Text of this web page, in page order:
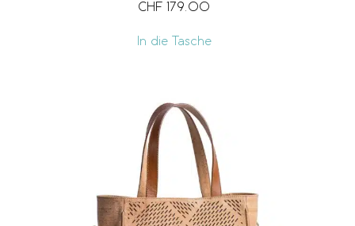
CHF 179.00
In die Tasche